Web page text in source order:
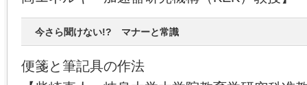
今さら聞けない!? マナーと常識
便箋と筆記具の作法